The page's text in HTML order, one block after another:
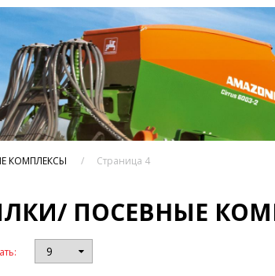
и ВОРОШИЛКИ
МАШИНЫ КОМБАЙНЫ/
КУЛЬТИВАТОРЫ
СЕМЕННЫЕ ЗАВОДЫ
Сельхозтехника в
лизинг
Производители
Вакансии
КОМПЛЕКСЫ Страница 4
ПОСЕВНЫЕ